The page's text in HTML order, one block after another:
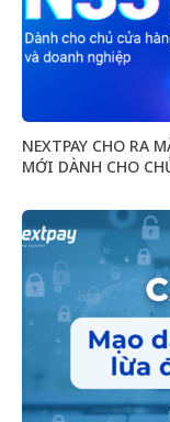
NEXTPAY CHO RA
MỚI DÀNH CHO